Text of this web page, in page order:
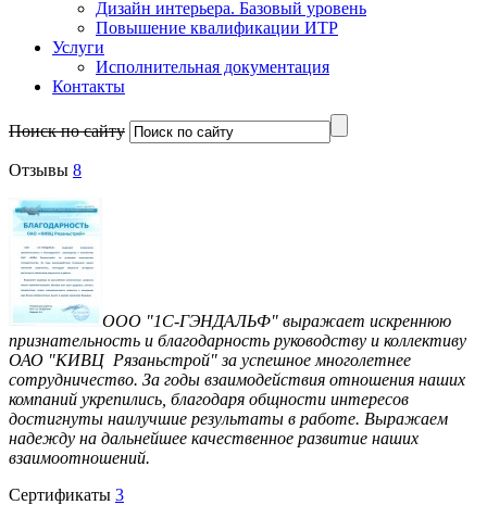
Дизайн интерьера. Базовый уровень
Повышение квалификации ИТР
Услуги
Исполнительная документация
Контакты
Поиск по сайту
Отзывы 8
ООО "1С-ГЭНДАЛЬФ" выражает искреннюю
признательность и благодарность руководству и коллективу
ОАО "КИВЦ Рязаньстрой" за успешное многолетнее
сотрудничество. За годы взаимодействия отношения наших
компаний укрепились, благодаря общности интересов
достигнуты наилучшие результаты в работе. Выражаем
надежду на дальнейшее качественное развитие наших
взаимоотношений.
Сертификаты 3